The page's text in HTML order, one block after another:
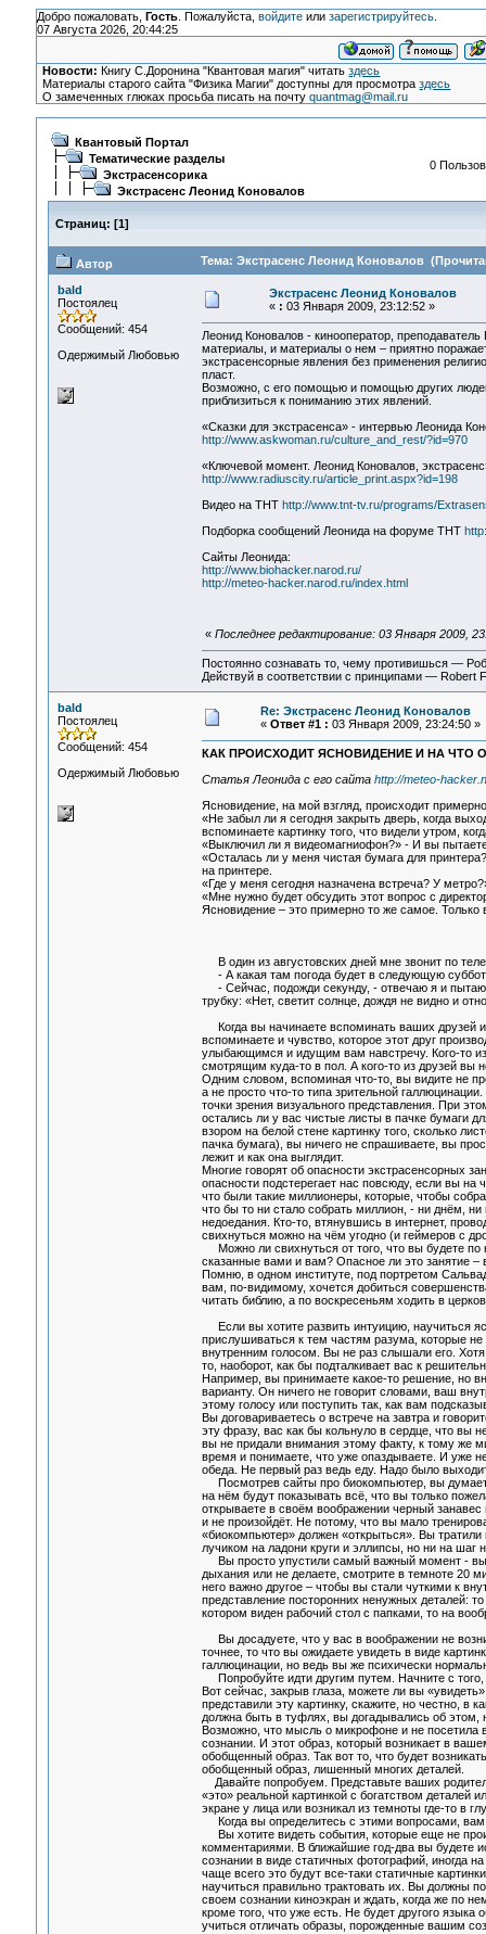
Добро пожаловать, Гость. Пожалуйста, войдитеили зарегистрируйтесь.
07 Августа 2026, 20:44:25
Новости: Книгу С.Доронина "Квантовая магия" читатьздесь
Материалы старого сайта "Физика Магии" доступны для просмотраздесь
О замеченных глюках просьба писать на почтуquantmag@mail.ru
Квантовый Портал
Тематические разделы
Экстрасенсорика
Экстрасенс Леонид Коновалов
0
Страниц: [1]
Автор Тема: Экстрасенс Леонид Коновалов
bald
Постоялец
Сообщений: 454
Одержимый Любовью
Экстрасенс Леонид Коновалов
« : 03 Января 2009, 23:12:52 »
Леонид Коновалов - кинооператор,
материалы, и материалы о нем – приятно
экстрасенсорные явления без применения
пласт.
Возможно, с его помощью и помощью других
приблизиться к пониманию этих явлений.
«Сказки для экстрасенса» - интервью Леонида
http://www.askwoman.ru/culture_and_rest/?id=970
«Ключевой момент. Леонид Коновалов,
http://www.radiuscity.ru/article_print.aspx?id=198
Видео на ТНТ http://www.tnt-tv.ru/programs/
Подборка сообщений Леонида на форуме ТНТ
Сайты Леонида:
http://www.biohacker.narod.ru/
http://meteo-hacker.narod.ru/index.html
« Последнее редактирование: 03 Января 2009,
Постоянно сознавать то, чему противишься —
Действуй в соответствии с принципами — Robert
bald
Постоялец
Сообщений: 454
Одержимый Любовью
Re: Экстрасенс Леонид Коновалов
« Ответ #1 : 03 Января 2009, 23:24:50 »
КАК ПРОИСХОДИТ ЯСНОВИДЕНИЕ И НА ЧТО
Статья Леонида с его сайта http://meteo-
Ясновидение, на мой взгляд, происходит
«Не забыл ли я сегодня закрыть дверь, когда
вспоминаете картинку того, что видели утром,
«Выключил ли я видеомагниофон?» - И вы
«Осталась ли у меня чистая бумага для
на принтере.
«Где у меня сегодня назначена встреча? У
«Мне нужно будет обсудить этот вопрос с
Ясновидение – это примерно то же самое.
В один из августовских дней мне звонит по
- А какая там погода будет в следующую
- Сейчас, подожди секунду, - отвечаю я и
трубку: «Нет, светит солнце, дождя не видно и
Когда вы начинаете вспоминать ваших друзей и
вспоминаете и чувство, которое этот друг
улыбающимся и идущим вам навстречу. Кого-то
смотрящим куда-то в пол. А кого-то из друзей вы
Одним словом, вспоминая что-то, вы видите не
а не просто что-то типа зрительной
точки зрения визуального представления. При
остались ли у вас чистые листы в пачке бумаги
взором на белой стене картинку того, сколько
пачка бумага), вы ничего не спрашиваете, вы
лежит и как она выглядит.
Многие говорят об опасности экстрасенсорных
опасности подстерегает нас повсюду, если вы
что были такие миллионеры, которые, чтобы
что бы то ни стало собрать миллион, - ни днём,
недоедания. Кто-то, втянувшись в интернет,
свихнуться можно на чём угодно (и геймеров с
Можно ли свихнуться от того, что вы будете по
сказанные вами и вам? Опасное ли это занятие
Помню, в одном институте, под портретом
вам, по-видимому, хочется добиться
читать библию, а по воскресеньям ходить в
Если вы хотите развить интуицию, научиться
прислушиваться к тем частям разума, которые
внутренним голосом. Вы не раз слышали его.
то, наоборот, как бы подталкивает вас к
Например, вы принимаете какое-то решение, но
варианту. Он ничего не говорит словами, ваш
этому голосу или поступить так, как вам
Вы договариваетесь о встрече на завтра и
эту фразу, вас как бы кольнуло в сердце, что вы
вы не придали внимания этому факту, к тому же
время и понимаете, что уже опаздываете. И уже
обеда. Не первый раз ведь еду. Надо было
Посмотрев сайты про биокомпьютер, вы
на нём будут показывать всё, что вы только
открываете в своём воображении черный
и не произойдёт. Не потому, что вы мало
«биокомпьютер» должен «открыться». Вы
лучиком на ладони круги и эллипсы, но ни на шаг
Вы просто упустили самый важный момент - вы
дыхания или не делаете, смотрите в темноте 20
него важно другое – чтобы вы стали чуткими к
представление посторонних ненужных деталей:
котором виден рабочий стол с папками, то на
Вы досадуете, что у вас в воображении не
точнее, то что вы ожидаете увидеть в виде
галлюцинации, но ведь вы же психически
Попробуйте идти другим путем. Начните с
Вот сейчас, закрыв глаза, можете ли вы
представили эту картинку, скажите, но честно,
должна быть в туфлях, вы догадывались об этом,
Возможно, что мысль о микрофоне и не посетила
сознании. И этот образ, который возникает в
обобщенный образ. Так вот то, что будет
обобщенный образ, лишенный многих деталей.
Давайте попробуем. Представьте ваших
«это» реальной картинкой с богатством
экране у лица или возникал из темноты где-то в
Когда вы определитесь с этими вопросами, вам
Вы хотите видеть события, которые еще не
комментариями. В ближайшие год-два вы будете
сознании в виде статичных фотографий, иногда
чаще всего это будут все-таки статичные
научиться правильно трактовать их. Вы должны
своем сознании киноэкран и ждать, когда же по
кроме того, что уже есть. Не будет другого
учиться отличать образы, порожденные вашим